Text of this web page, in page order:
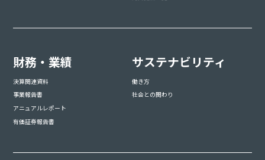
財務・業績
決算関連資料
事業報告書
アニュアルレポート
有価証券報告書
サステナビリティ
働き方
社会との関わり